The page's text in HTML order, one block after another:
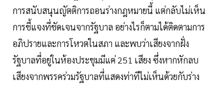
การสนับสนุนญัตติการถอนร่างกฎหมายนี้ แต่กลับไม่เห็น
การชี้แจงที่ชัดเจนจากรัฐบาล อย่างไรก็ตามได้ติดตามการ
อภิปรายและการโหวตในสภา และพบว่าเสียงจากฝั่ง
รัฐบาลที่อยู่ในห้องประชุมมีแค่ 251 เสียง ซึ่งหากหักลบ
เสียงจากพรรคร่วมรัฐบาลที่แสดงท่าทีไม่เห็นด้วยกับร่าง